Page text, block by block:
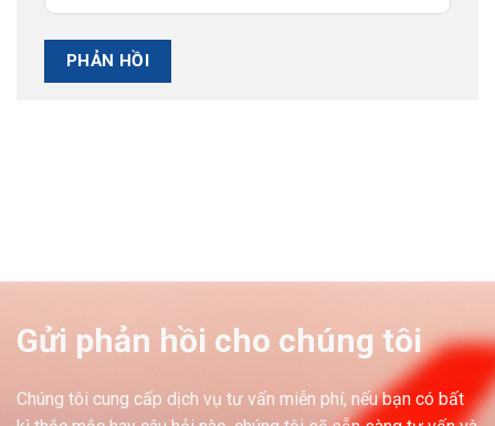
Gửi phản hồi cho chúng tôi
Chúng tôi cung cấp dịch vụ tư vấn miễn phí, nếu bạn có bất